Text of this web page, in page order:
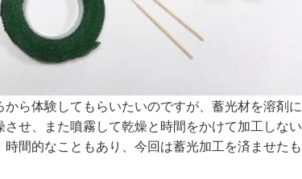
ら体験してもらいたいのですが、蓄光材を溶剤に
せ、また噴霧して乾燥と時間をかけて加工しない
間的なこともあり、今回は蓄光加工を済ませたも